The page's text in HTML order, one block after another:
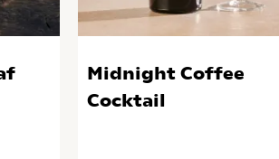
Midnight Coffee
Cocktail